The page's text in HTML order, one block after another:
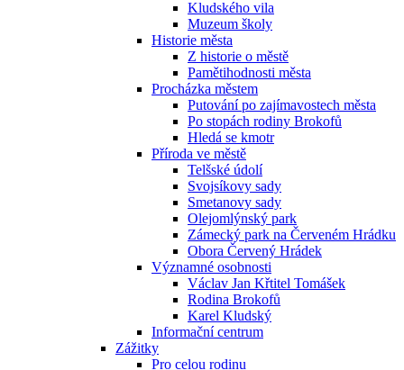
Kludského vila
Muzeum školy
Historie města
Z historie o městě
Pamětihodnosti města
Procházka městem
Putování po zajímavostech města
Po stopách rodiny Brokofů
Hledá se kmotr
Příroda ve městě
Telšské údolí
Svojsíkovy sady
Smetanovy sady
Olejomlýnský park
Zámecký park na Červeném Hrádku
Obora Červený Hrádek
Významné osobnosti
Václav Jan Křtitel Tomášek
Rodina Brokofů
Karel Kludský
Informační centrum
Zážitky
Pro celou rodinu